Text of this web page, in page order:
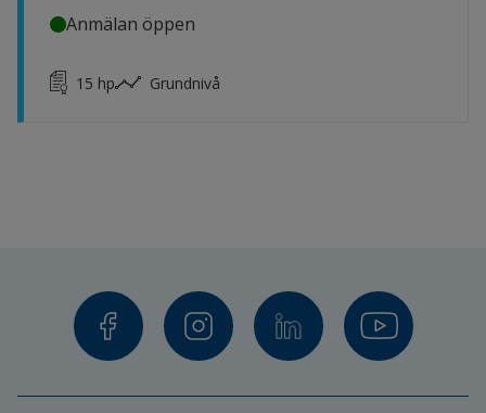
Anmälan öppen
15 hp Grundnivå